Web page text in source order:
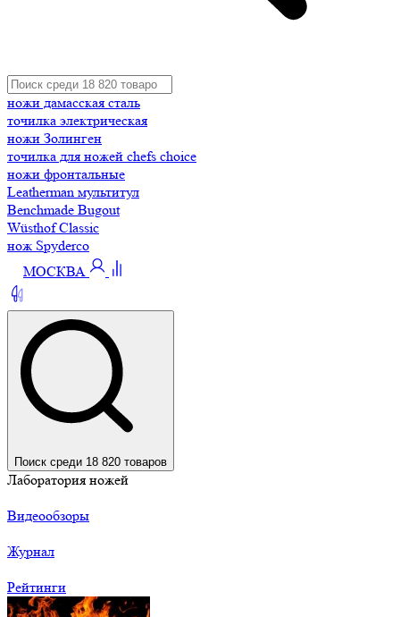
ножи дамасская сталь
точилка электрическая
ножи Золинген
точилка для ножей chefs choice
ножи фронтальные
Leatherman мультитул
Benchmade Bugout
Wüsthof Classic
нож Spyderco
МОСКВА
Поиск среди 18 820 товаров
Лаборатория ножей
Видеообзоры
Журнал
Рейтинги